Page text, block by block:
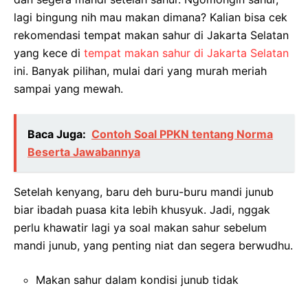
lagi bingung nih mau makan dimana? Kalian bisa cek
rekomendasi tempat makan sahur di Jakarta Selatan
yang kece di tempat makan sahur di Jakarta Selatan
ini. Banyak pilihan, mulai dari yang murah meriah
sampai yang mewah.
Baca Juga: Contoh Soal PPKN tentang Norma
Beserta Jawabannya
Setelah kenyang, baru deh buru-buru mandi junub
biar ibadah puasa kita lebih khusyuk. Jadi, nggak
perlu khawatir lagi ya soal makan sahur sebelum
mandi junub, yang penting niat dan segera berwudhu.
Makan sahur dalam kondisi junub tidak